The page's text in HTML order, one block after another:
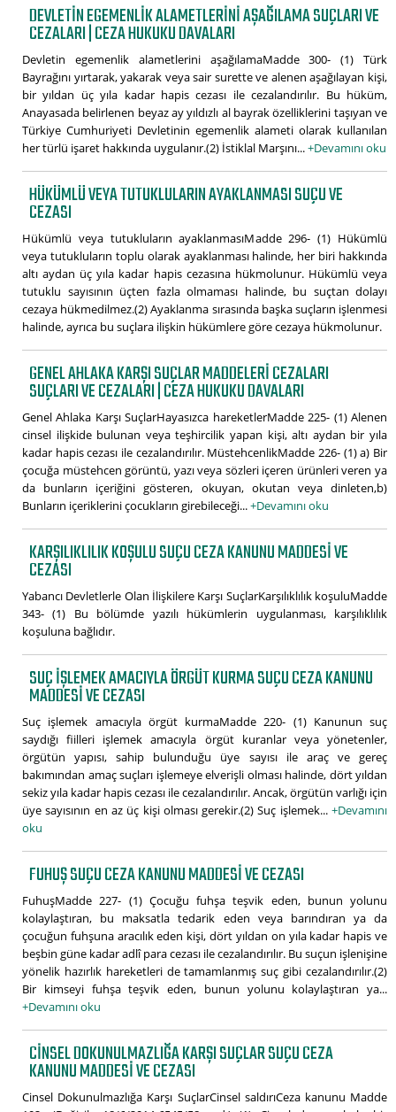
DEVLETIN EGEMENLIK ALAMETLERINI AŞAĞILAMA SUÇLARI VE
CEZALARI | CEZA HUKUKU DAVALARI
Devletin egemenlik alametlerini aşağılamaMadde 300- (1) Türk
Bayrağını yırtarak, yakarak veya sair surette ve alenen aşağılayan kişi,
bir yıldan üç yıla kadar hapis cezası ile cezalandırılır. Bu hüküm,
Anayasada belirlenen beyaz ay yıldızlı al bayrak özelliklerini taşıyan ve
Türkiye Cumhuriyeti Devletinin egemenlik alameti olarak kullanılan
her türlü işaret hakkında uygulanır.(2) İstiklal Marşını...+Devamını oku
HÜKÜMLÜ VEYA TUTUKLULARIN AYAKLANMASI SUÇU VE
CEZASI
Hükümlü veya tutukluların ayaklanmasıMadde 296- (1) Hükümlü
veya tutukluların toplu olarak ayaklanması halinde, her biri hakkında
altı aydan üç yıla kadar hapis cezasına hükmolunur. Hükümlü veya
tutuklu sayısının üçten fazla olmaması halinde, bu suçtan dolayı
cezaya hükmedilmez.(2) Ayaklanma sırasında başka suçların işlenmesi
halinde, ayrıca bu suçlara ilişkin hükümlere göre cezaya hükmolunur.
GENEL AHLAKA KARŞI SUÇLAR MADDELERI CEZALARI
SUÇLARI VE CEZALARI | CEZA HUKUKU DAVALARI
Genel Ahlaka Karşı SuçlarHayasızca hareketlerMadde 225- (1) Alenen
cinsel ilişkide bulunan veya teşhircilik yapan kişi, altı aydan bir yıla
kadar hapis cezası ile cezalandırılır. MüstehcenlikMadde 226- (1) a) Bir
çocuğa müstehcen görüntü, yazı veya sözleri içeren ürünleri veren ya
da bunların içeriğini gösteren, okuyan, okutan veya dinleten,b)
Bunların içeriklerini çocukların girebileceği...+Devamını oku
KARŞILIKLILIK KOŞULU SUÇU CEZA KANUNU MADDESI VE
CEZASI
Yabancı Devletlerle Olan İlişkilere Karşı SuçlarKarşılıklılık koşuluMadde
343- (1) Bu bölümde yazılı hükümlerin uygulanması, karşılıklılık
koşuluna bağlıdır.
SUÇ IŞLEMEK AMACIYLA ÖRGÜT KURMA SUÇU CEZA KANUNU
MADDESI VE CEZASI
Suç işlemek amacıyla örgüt kurmaMadde 220- (1) Kanunun suç
saydığı fiilleri işlemek amacıyla örgüt kuranlar veya yönetenler,
örgütün yapısı, sahip bulunduğu üye sayısı ile araç ve gereç
bakımından amaç suçları işlemeye elverişli olması halinde, dört yıldan
sekiz yıla kadar hapis cezası ile cezalandırılır. Ancak, örgütün varlığı için
üye sayısının en az üç kişi olması gerekir.(2) Suç işlemek... +Devamını
oku
FUHUŞ SUÇU CEZA KANUNU MADDESI VE CEZASI
FuhuşMadde 227- (1) Çocuğu fuhşa teşvik eden, bunun yolunu
kolaylaştıran, bu maksatla tedarik eden veya barındıran ya da
çocuğun fuhşuna aracılık eden kişi, dört yıldan on yıla kadar hapis ve
beşbin güne kadar adlî para cezası ile cezalandırılır. Bu suçun işlenişine
yönelik hazırlık hareketleri de tamamlanmış suç gibi cezalandırılır.(2)
Bir kimseyi fuhşa teşvik eden, bunun yolunu kolaylaştıran ya...
+Devamını oku
CINSEL DOKUNULMAZLIĞA KARŞI SUÇLAR SUÇU CEZA
KANUNU MADDESI VE CEZASI
Cinsel Dokunulmazlığa Karşı SuçlarCinsel saldırıCeza kanunu Madde